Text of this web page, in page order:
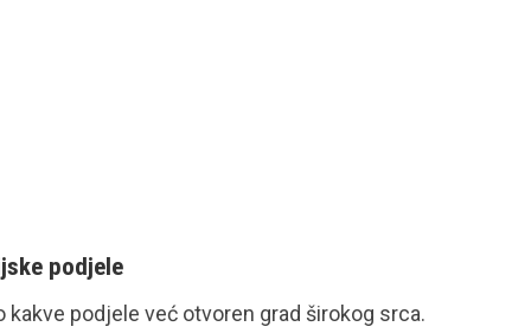
podjele
podjele već otvoren grad širokog srca.